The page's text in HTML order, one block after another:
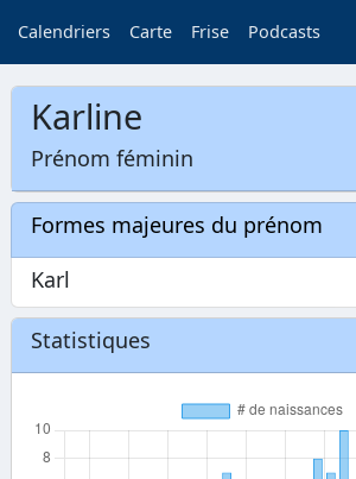
Calendriers Carte Frise Podcasts
Karline
Prénom féminin
Formes majeures du prénom
Karl
Statistiques